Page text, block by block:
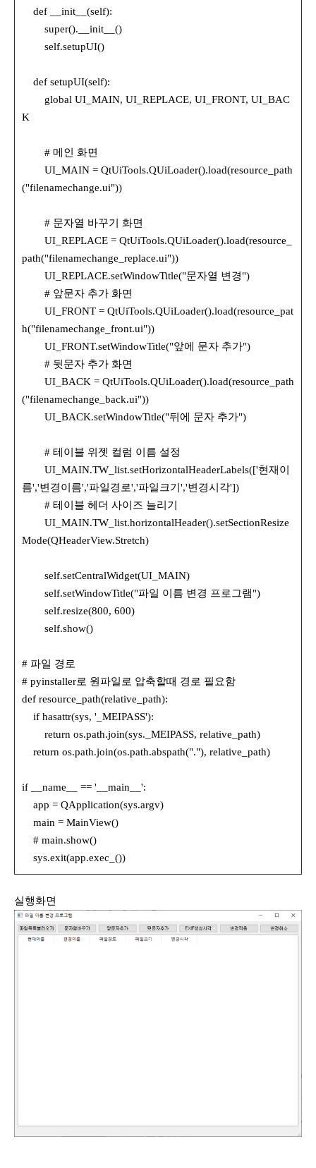
def __init__(self):
super().__init__()
self.setupUI()
def setupUI(self):
global UI_MAIN, UI_REPLACE, UI_FRONT, UI_BAC
K
# 메인 화면
UI_MAIN = QtUiTools.QUiLoader().load(resource_path
("filenamechange.ui"))
# 문자열 바꾸기 화면
UI_REPLACE = QtUiTools.QUiLoader().load(resource_
path("filenamechange_replace.ui"))
UI_REPLACE.setWindowTitle("문자열 변경")
# 앞문자 추가 화면
UI_FRONT = QtUiTools.QUiLoader().load(resource_pat
h("filenamechange_front.ui"))
UI_FRONT.setWindowTitle("앞에 문자 추가")
# 뒷문자 추가 화면
UI_BACK = QtUiTools.QUiLoader().load(resource_path
("filenamechange_back.ui"))
UI_BACK.setWindowTitle("뒤에 문자 추가")
# 테이블 위젯 컬럼 이름 설정
UI_MAIN.TW_list.setHorizontalHeaderLabels(['현재이
름','변경이름','파일경로','파일크기','변경시각'])
# 테이블 헤더 사이즈 늘리기
UI_MAIN.TW_list.horizontalHeader().setSectionResize
Mode(QHeaderView.Stretch)
self.setCentralWidget(UI_MAIN)
self.setWindowTitle("파일 이름 변경 프로그램")
self.resize(800, 600)
self.show()
# 파일 경로
# pyinstaller로 원파일로 압축할때 경로 필요함
def resource_path(relative_path):
if hasattr(sys, '_MEIPASS'):
return os.path.join(sys._MEIPASS, relative_path)
return os.path.join(os.path.abspath("."), relative_path)
if __name__ == '__main__':
app = QApplication(sys.argv)
main = MainView()
# main.show()
sys.exit(app.exec_())
실행화면